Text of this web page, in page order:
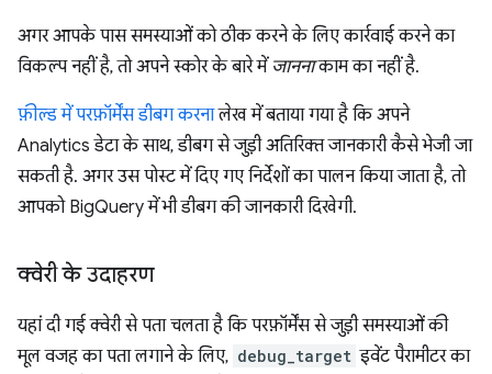
अगर आपके पास समस्याओं को ठीक करने के लिए कार्रवाई करने का
विकल्प नहीं है, तो अपने स्कोर के बारे में जाननाकाम का नहीं है.
फ़ील्ड में परफ़ॉर्मेंस डीबग करनालेख में बताया गया है कि अपने
Analytics डेटा के साथ, डीबग से जुड़ी अतिरिक्त जानकारी कैसे भेजी जा
सकती है. अगर उस पोस्ट में दिए गए निर्देशों का पालन किया जाता है, तो
आपको BigQuery में भी डीबग की जानकारी दिखेगी.
क्वेरी के उदाहरण
यहां दी गई क्वेरी से पता चलता है कि परफ़ॉर्मेंस से जुड़ी समस्याओं की
मूल वजह का पता लगाने के लिए, debug_target इवेंट पैरामीटर का